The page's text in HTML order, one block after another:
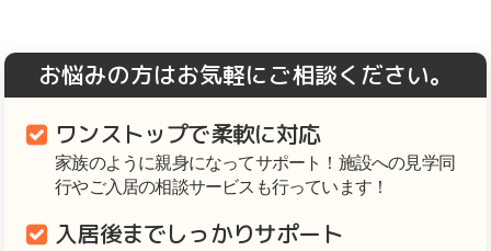
お悩みの方はお気軽にご相談ください。
ワンストップで柔軟に対応
家族のように親身になってサポート！施設への見学同
行やご入居の相談サービスも行っています！
入居後までしっかりサポート